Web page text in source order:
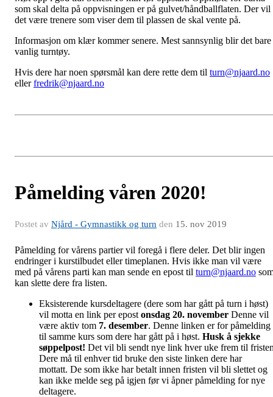
som skal delta på oppvisningen er på gulvet/håndballflaten. Der vil
det være trenere som viser dem til plassen de skal vente på.
Informasjon om klær kommer senere. Mest sannsynlig blir det bare
vanlig turntøy.
Hvis dere har noen spørsmål kan dere rette dem til turn@njaard.no
ellerfredrik@njaard.no
Påmelding våren 2020!
Postet av Njård - Gymnastikk og turn den 15. nov 2019
Påmelding for vårens partier vil foregå i flere deler. Det blir ingen
endringer i kurstilbudet eller timeplanen. Hvis ikke man vil være
med på vårens parti kan man sende en epost til turn@njaard.no
kan slette dere fra listen.
Eksisterende kursdeltagere (dere som har gått på turn i høst)
vil motta en link per epost onsdag 20. november Denne vil
være aktiv tom 7. desember. Denne linken er for påmelding
til samme kurs som dere har gått på i høst. Husk å sjekke
søppelpost! Det vil bli sendt nye link hver uke frem til
Dere må til enhver tid bruke den siste linken dere har
mottatt. De som ikke har betalt innen fristen vil bli slettet og
kan ikke melde seg på igjen før vi åpner påmelding for nye
deltagere.